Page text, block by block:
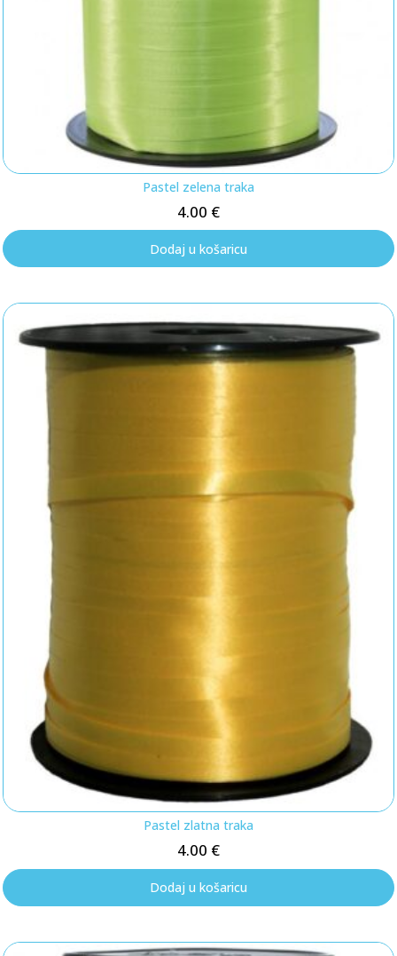
Pastel zelena traka
4.00 €
Dodaj u košaricu
Pastel zlatna traka
4.00 €
Dodaj u košaricu